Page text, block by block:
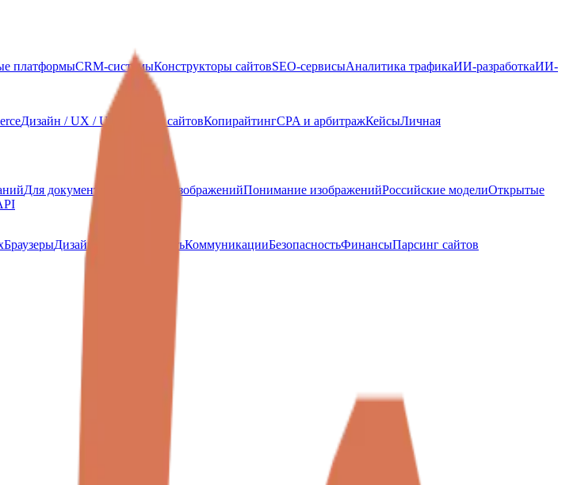
платформыCRM-системыКонструкторы сайтовSEO-сервисыАналитика трафикаИИ-разработкаИИ-
Дизайн / UX / UI Создание сайтовКопирайтингCPA и арбитражКейсыЛичная
Для документов Генерация изображенийПонимание изображенийРоссийские моделиОткрытые
БраузерыДизайн ПродуктивностьКоммуникацииБезопасностьФинансыПарсинг сайтов